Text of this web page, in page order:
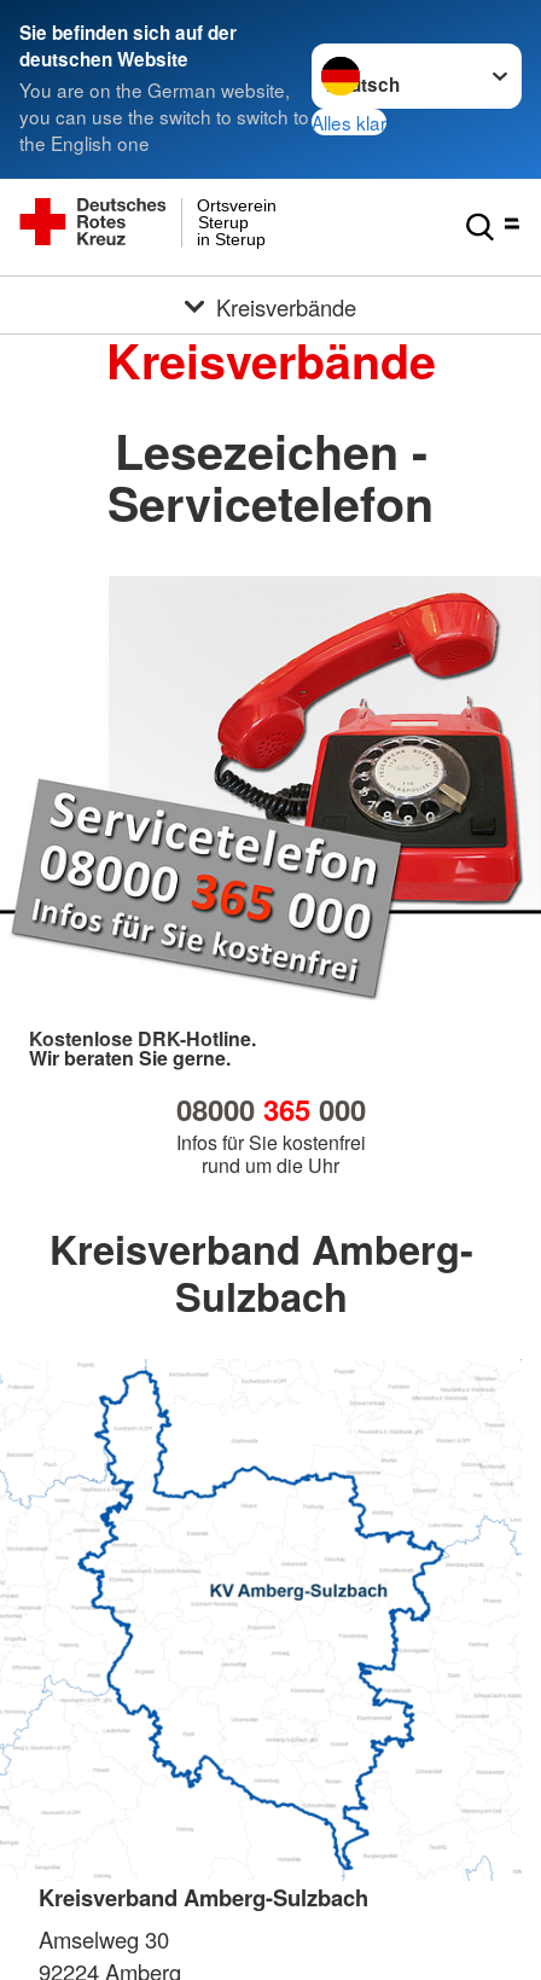
Sie befinden sich auf der
deutschen Website
You are on the German website,
you can use the switch to switch to
the English one
Sprache wechseln zu
Alles klar
in Sterup
Sterup
Ortsverein
Kreisverbände
Kreisverbände
Lesezeichen -
Servicetelefon
Kostenlose DRK-Hotline.
Wir beraten Sie gerne.
08000 365000
Infos für Sie kostenfrei
rund um die Uhr
Kreisverband Amberg-
Sulzbach
Kreisverband Amberg-Sulzbach
Amselweg 30
92224Amberg